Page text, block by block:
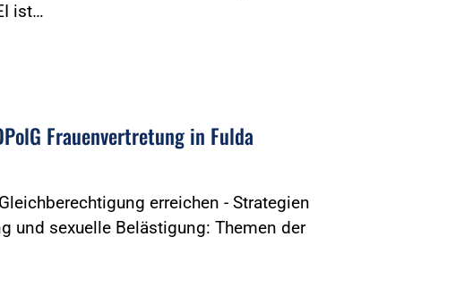
ist…
Frauenvertretung in Fulda
erreichen - Strategien
und sexuelle Belästigung: Themen der